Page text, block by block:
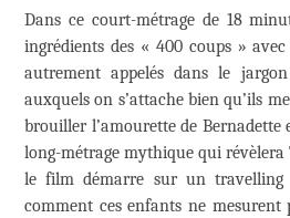
Dans ce court-métrage de 18
ingrédients des « 400 coups »
autrement appelés dans le
auxquels on s’attache bien qu’ils
brouiller l’amourette de Bernadette
long-métrage mythique qui
le film démarre sur un
comment ces enfants ne mesurent